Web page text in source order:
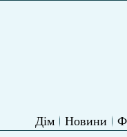
Дім Новини